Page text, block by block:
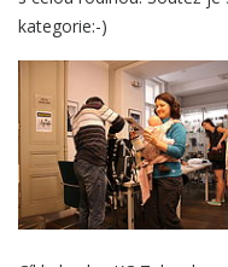
kategorie:-)